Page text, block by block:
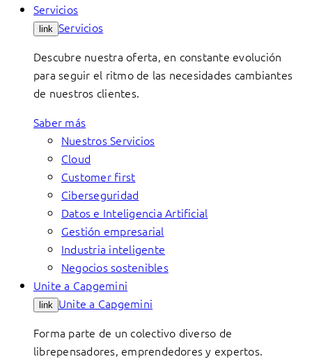
Servicios
link Servicios
Descubre nuestra oferta, en constante evolución
para seguir el ritmo de las necesidades cambiantes
de nuestros clientes.
Saber más
Nuestros Servicios
Cloud
Customer first
Ciberseguridad
Datos e Inteligencia Artificial
Gestión empresarial
Industria inteligente
Negocios sostenibles
Unite a Capgemini
link Unite a Capgemini
Forma parte de un colectivo diverso de
librepensadores, emprendedores y expertos.